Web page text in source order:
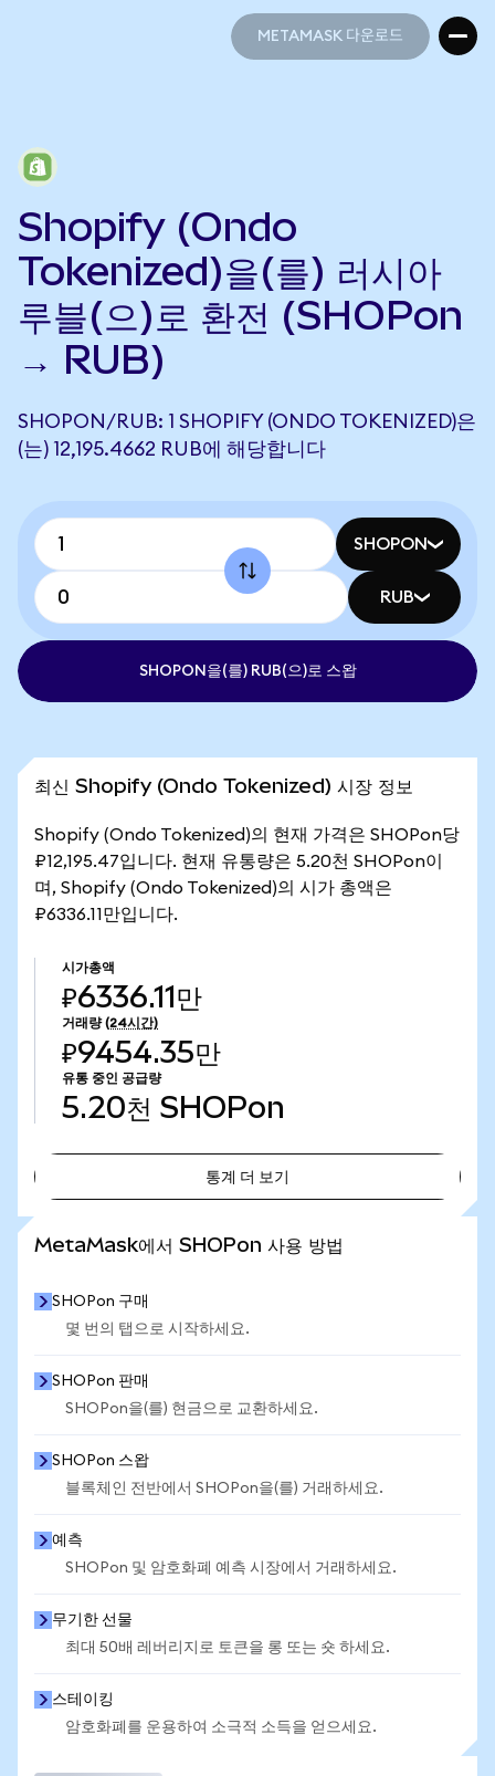
METAMASK 다운로드
Shopify (Ondo
Tokenized)을(를) 러시아
루블(으)로 환전 (SHOPon
→ RUB)
SHOPON/RUB: 1 SHOPIFY (ONDO TOKENIZED)은
(는) 12,195.4662 RUB에 해당합니다
SHOPON
RUB
SHOPON을(를) RUB(으)로 스왑
최신 Shopify (Ondo Tokenized) 시장 정보
Shopify (Ondo Tokenized)의 현재 가격은 SHOPon당
₽12,195.47입니다. 현재 유통량은 5.20천 SHOPon이
며, Shopify (Ondo Tokenized)의 시가 총액은
₽6336.11만입니다.
시가총액
₽6336.11만
거래량 (24시간)
₽9454.35만
유통 중인 공급량
5.20천 SHOPon
통계 더 보기
MetaMask에서 SHOPon 사용 방법
SHOPon 구매
몇 번의 탭으로 시작하세요.
SHOPon 판매
SHOPon을(를) 현금으로 교환하세요.
SHOPon 스왑
블록체인 전반에서 SHOPon을(를) 거래하세요.
예측
SHOPon 및 암호화폐 예측 시장에서 거래하세요.
무기한 선물
최대 50배 레버리지로 토큰을 롱 또는 숏 하세요.
스테이킹
암호화폐를 운용하여 소극적 소득을 얻으세요.